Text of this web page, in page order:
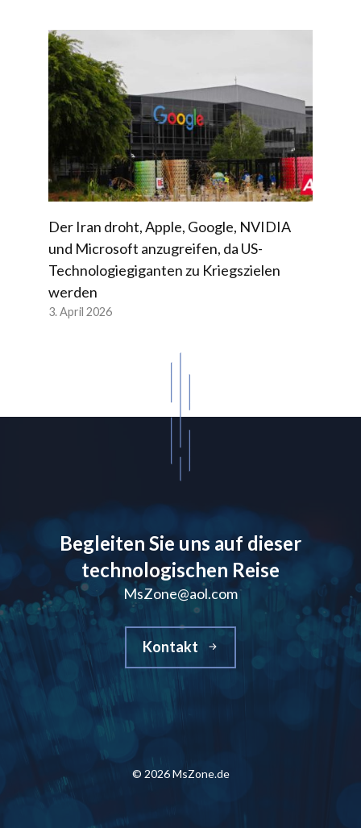
Der Iran droht, Apple, Google, NVIDIA
und Microsoft anzugreifen, da US-
Technologiegiganten zu Kriegszielen
werden
3. April 2026
Begleiten Sie uns auf dieser
technologischen Reise
MsZone@aol.com
Kontakt
© 2026 MsZone.de